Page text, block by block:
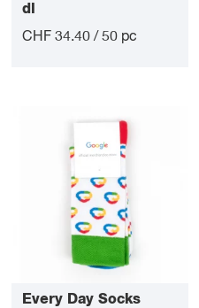
dl
CHF 34.40 / 50 pc
Every Day Socks